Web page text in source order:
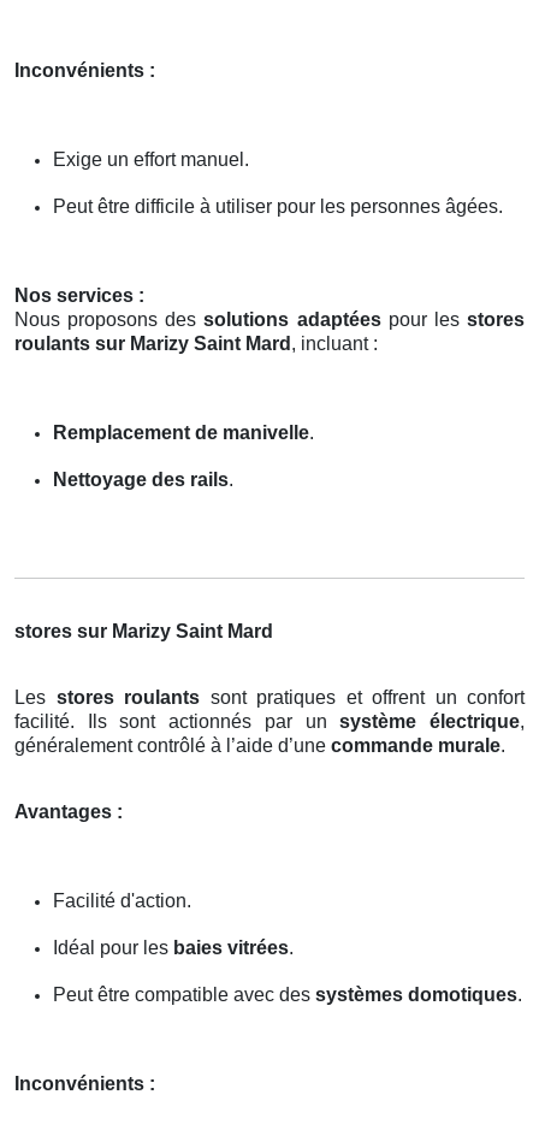
Inconvénients :
Exige un effort manuel.
Peut être difficile à utiliser pour les personnes âgées.
Nos services :
Nous proposons dessolutions adaptéespour lesstores
roulants sur Marizy Saint Mard , incluant :
Remplacement de manivelle.
Nettoyage des rails.
stores sur Marizy Saint Mard
Les stores roulants sont pratiques et offrent un confort
facilité. Ils sont actionnés par unsystème électrique,
généralement contrôlé à l’aide d’une commande murale.
Avantages :
Facilité d'action.
Idéal pour les baies vitrées.
Peut être compatible avec des systèmes domotiques.
Inconvénients :